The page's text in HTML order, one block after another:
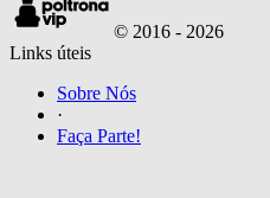
© 2016 - 2026
Links úteis
Sobre Nós
·
Faça Parte!